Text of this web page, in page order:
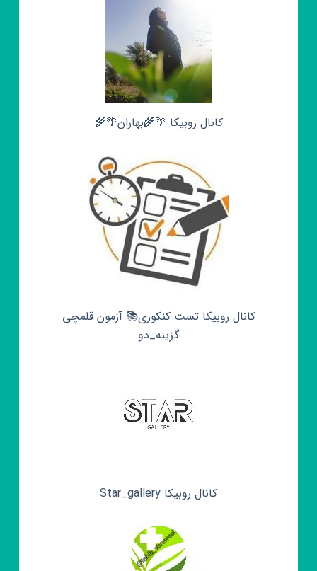
کانال روبیکا 🌴🌾بهاران🌴🌾
کانال روبیکا تست کنکوری📚 آزمون قلمچی‌‌
گزینه_دو
کانال روبیکا Star_gallery